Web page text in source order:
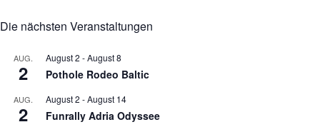
Die nächsten Veranstaltungen
AUG.
2
August 2 -August 8
Pothole Rodeo Baltic
AUG.
2
August 2 -August 14
Funrally Adria Odyssee